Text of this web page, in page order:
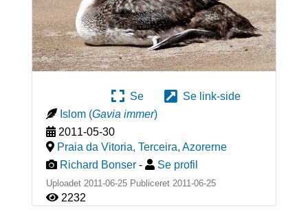
Se
Se link-side
Islom (Gavia immer)
2011-05-30
Praia da Vitoria, Terceira, Azorerne
Richard Bonser - Se profil
Uploadet 2011-06-25 Publiceret 2011-06-25
2232